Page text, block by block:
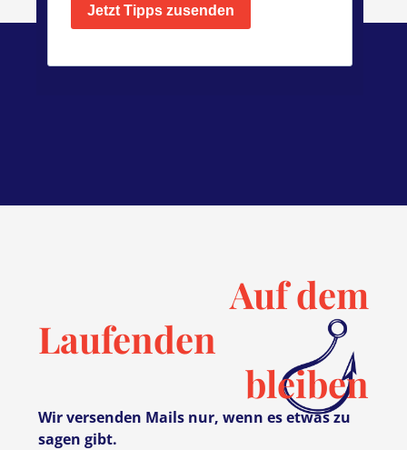
Jetzt Tipps zusenden
Auf dem
Laufenden
bleiben
Wir versenden Mails nur, wenn es etwas zu
sagen gibt.